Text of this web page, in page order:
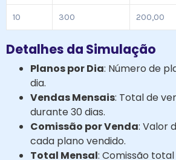
10 300 200,00
Detalhes da Simulação
Planos por Dia: Número de
dia.
Vendas Mensais: Total de
durante 30 dias.
Comissão por Venda: Valor
cada plano vendido.
Total Mensal: Comissão